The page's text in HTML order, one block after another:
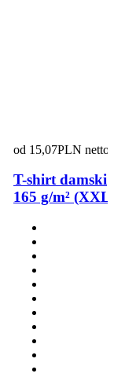
od 15,07PLN netto
T-shirt damski
165 g/m²